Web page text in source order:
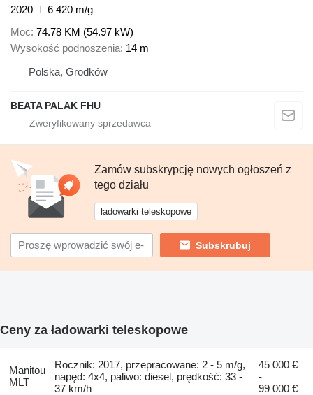
2020
6 420 m/g
Moc 74.78 KM (54.97 kW)
Wysokość podnoszenia 14 m
Polska, Grodków
BEATA PALAK FHU
Zamów subskrypcję nowych ogłoszeń z
tego działu
ładowarki teleskopowe
Subskrubuj
Ceny za ładowarki teleskopowe
Manitou
MLT
Rocznik: 2017, przepracowane: 2 - 5 m/g,
napęd: 4x4, paliwo: diesel, prędkość: 33 -
37 km/h
45 000 €
-
99 000 €